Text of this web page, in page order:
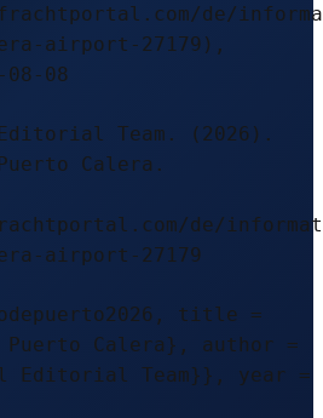
de/
airport-27179),
08-08
Team. (2026).
Calera.
de/
airport-27179
title =
Puerto Calera}, author =
Editorial Team}}, year =